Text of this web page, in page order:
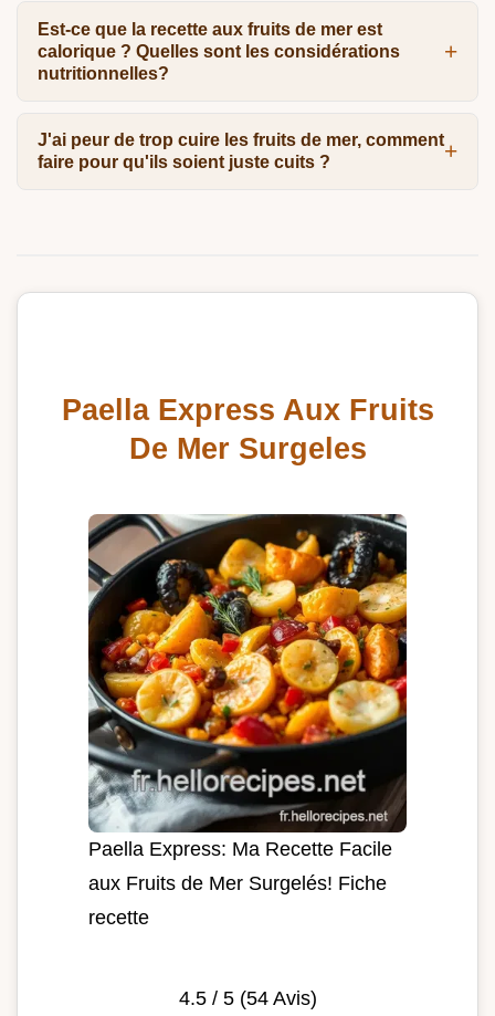
Est-ce que la recette aux fruits de mer est
calorique ? Quelles sont les considérations
nutritionnelles?
J'ai peur de trop cuire les fruits de mer, comment
faire pour qu'ils soient juste cuits ?
Paella Express Aux Fruits
De Mer Surgeles
Paella Express: Ma Recette Facile
aux Fruits de Mer Surgelés! Fiche
recette
4.5/ 5 (54Avis)